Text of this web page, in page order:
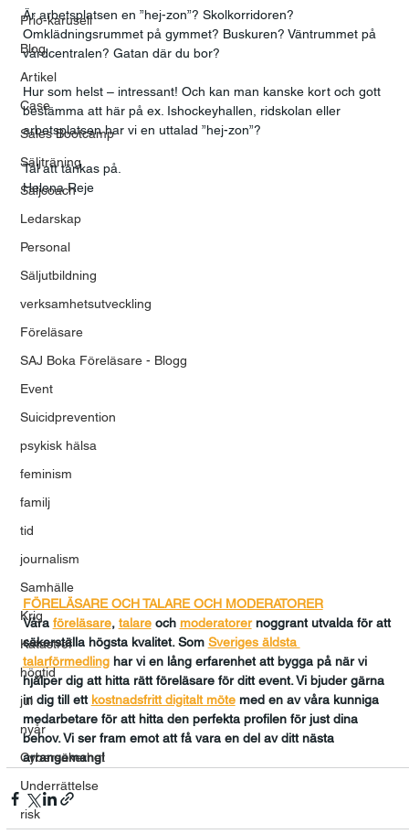
Prio-karusell
Blog
Artikel
Case
Sales Bootcamp
Säljträning
Säljcoach
Ledarskap
Personal
Säljutbildning
verksamhetsutveckling
Föreläsare
SAJ Boka Föreläsare - Blogg
Event
Suicidprevention
psykisk hälsa
feminism
familj
tid
journalism
Samhälle
Krig
Katastrof
högtid
jul
nyår
Cybersäkerhet
Underrättelse
risk
Är arbetsplatsen en ”hej-zon”? Skolkorridoren?
Omklädningsrummet på gymmet? Buskuren? Väntrummet på
vårdcentralen? Gatan där du bor?
Hur som helst – intressant! Och kan man kanske kort och gott
bestämma att här på ex. Ishockeyhallen, ridskolan eller
arbetsplatsen har vi en uttalad ”hej-zon”?
Tål att tänkas på.
Helena Reje
FÖRELÄSARE OCH TALARE OCH MODERATORER
Våra föreläsare, talare och moderatorer noggrant utvalda för att
säkerställa högsta kvalitet. Som Sveriges äldsta
talarförmedling har vi en lång erfarenhet att bygga på när vi
hjälper dig att hitta rätt föreläsare för ditt event. Vi bjuder gärna
in dig till ett kostnadsfritt digitalt möte med en av våra kunniga
medarbetare för att hitta den perfekta profilen för just dina
behov. Vi ser fram emot att få vara en del av ditt nästa
arrangemang!